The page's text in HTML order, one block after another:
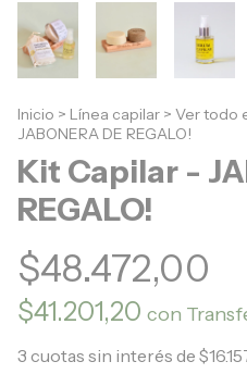
Inicio > Línea capilar > Ver todo
JABONERA DE REGALO!
Kit Capilar -
REGALO!
$48.472,00
$41.201,20 con
3 cuotas sin interés de